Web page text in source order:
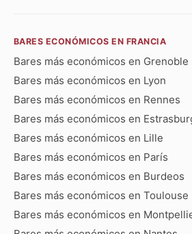
BARES ECONÓMICOS EN FRANCIA
Bares más económicos en Grenoble
Bares más económicos en Lyon
Bares más económicos en Rennes
Bares más económicos en
Bares más económicos en Lille
Bares más económicos en París
Bares más económicos en Burdeos
Bares más económicos en Toulouse
Bares más económicos en